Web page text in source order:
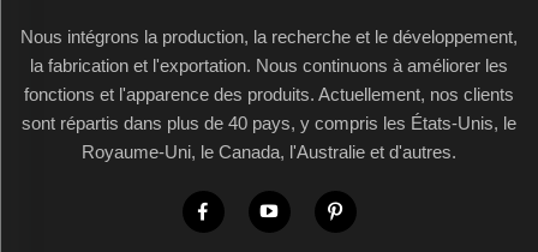
Nous intégrons la production, la recherche et le développement,
la fabrication et l'exportation. Nous continuons à améliorer les
fonctions et l'apparence des produits. Actuellement, nos clients
sont répartis dans plus de 40 pays, y compris les États-Unis, le
Royaume-Uni, le Canada, l'Australie et d'autres.